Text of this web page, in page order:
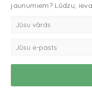
jaunumiem? Lūdzu,